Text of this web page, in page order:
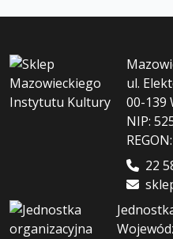
ul.
00-139
NIP:
22